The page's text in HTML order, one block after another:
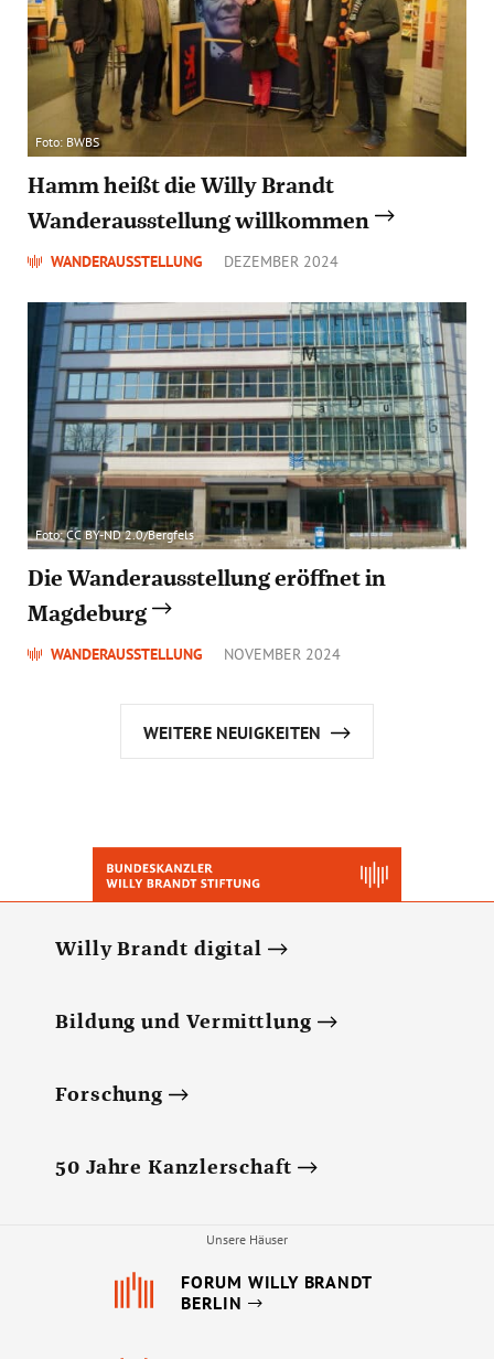
Foto: BWBS
Hamm heißt die Willy Brandt
Wanderausstellung willkommen
WANDERAUSSTELLUNG DEZEMBER 2024
Foto: CC BY-ND 2.0/Bergfels
Die Wanderausstellung eröffnet in
Magdeburg
WANDERAUSSTELLUNG NOVEMBER 2024
WEITERE NEUIGKEITEN
Willy Brandt digital
Bildung und Vermittlung
Forschung
50 Jahre Kanzlerschaft
Unsere Häuser
FORUM WILLY BRANDT
BERLIN